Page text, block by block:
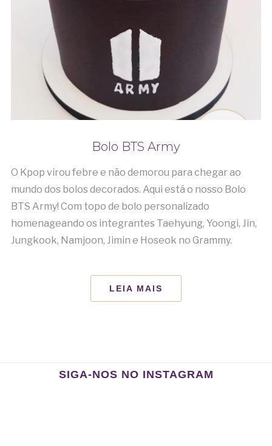
Bolo BTS Army
O Kpop virou febre e não demorou para chegar ao
mundo dos bolos decorados. Aqui está o nosso Bolo
BTS Army! Com topo de bolo personalizado
homenageando os integrantes Taehyung, Yoongi, Jin,
Jungkook, Namjoon, Jimin e Hoseok no Grammy.
LEIA MAIS
SIGA-NOS NO INSTAGRAM